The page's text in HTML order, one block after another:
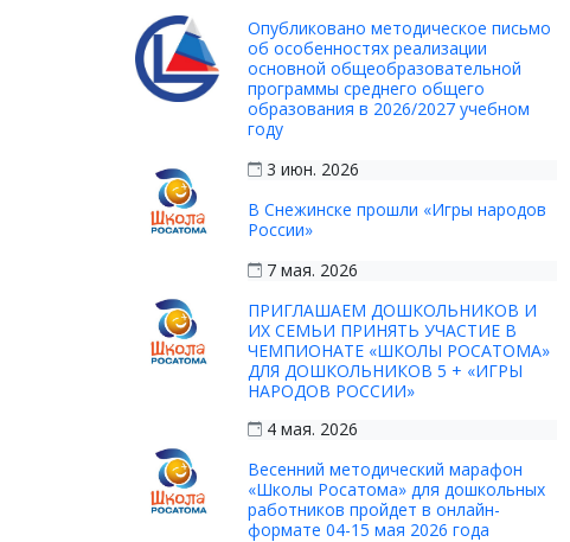
Опубликовано методическое письмо
об особенностях реализации
основной общеобразовательной
программы среднего общего
образования в 2026/2027 учебном
году
3 июн. 2026
В Снежинске прошли «Игры народов
России»
7 мая. 2026
ПРИГЛАШАЕМ ДОШКОЛЬНИКОВ И
ИХ СЕМЬИ ПРИНЯТЬ УЧАСТИЕ В
ЧЕМПИОНАТЕ «ШКОЛЫ РОСАТОМА»
ДЛЯ ДОШКОЛЬНИКОВ 5 + «ИГРЫ
НАРОДОВ РОССИИ»
4 мая. 2026
Весенний методический марафон
«Школы Росатома» для дошкольных
работников пройдет в онлайн-
формате 04-15 мая 2026 года